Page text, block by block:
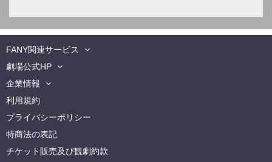
FANY関連サービス
劇場公式HP
企業情報
利用規約
プライバシーポリシー
特商法の表記
チケット販売及び観劇約款